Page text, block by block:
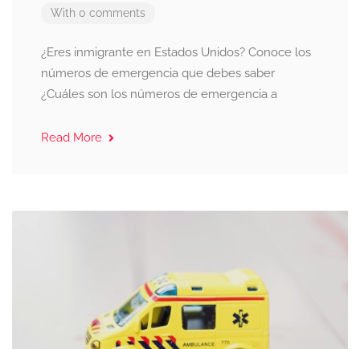
With 0 comments
¿Eres inmigrante en Estados Unidos? Conoce los
números de emergencia que debes saber
¿Cuáles son los números de emergencia a
Read More